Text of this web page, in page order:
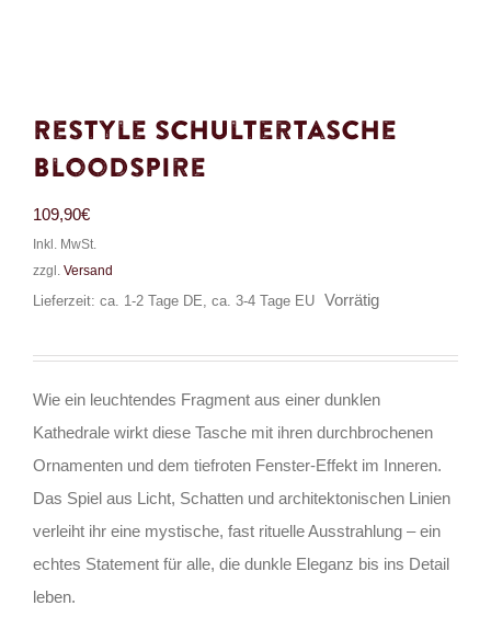
Restyle Schultertasche
Bloodspire
109,90€
Inkl. MwSt.
zzgl. Versand
Lieferzeit: ca. 1-2 Tage DE, ca. 3-4 Tage EU
Vorrätig
Wie ein leuchtendes Fragment aus einer dunklen
Kathedrale wirkt diese Tasche mit ihren durchbrochenen
Ornamenten und dem tiefroten Fenster-Effekt im Inneren.
Das Spiel aus Licht, Schatten und architektonischen Linien
verleiht ihr eine mystische, fast rituelle Ausstrahlung – ein
echtes Statement für alle, die dunkle Eleganz bis ins Detail
leben.